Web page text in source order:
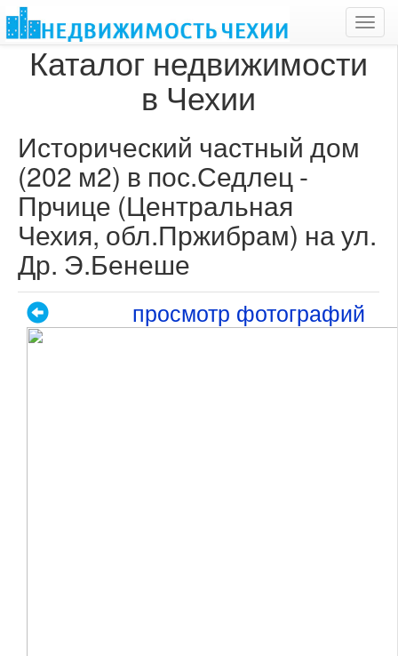
Каталог недвижимости
в Чехии
Исторический частный дом
(202 м2) в пос.Седлец -
Прчице (Центральная
Чехия, обл.Пржибрам) на ул.
Др. Э.Бенеше
просмотр фотографий